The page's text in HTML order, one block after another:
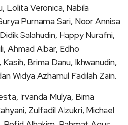
Lolita Veronica, Nabila
Purnama Sari, Noor Annisa
Salahudin, Happy Nurafni,
Ahmad Albar, Edho
Brima Danu, Ikhwanudin,
Widya Azhamul Fadilah Zain.
Irvanda Mulya, Bima
Zulfadil Alzukri, Michael